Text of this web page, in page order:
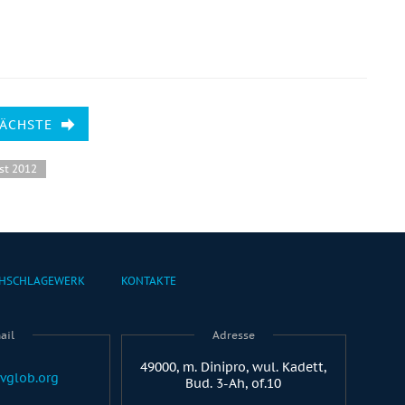
2012
KONTAKTE
Adresse
49000, m. Dinipro, wul. Kadett,
Bud. 3-Ah, of.10